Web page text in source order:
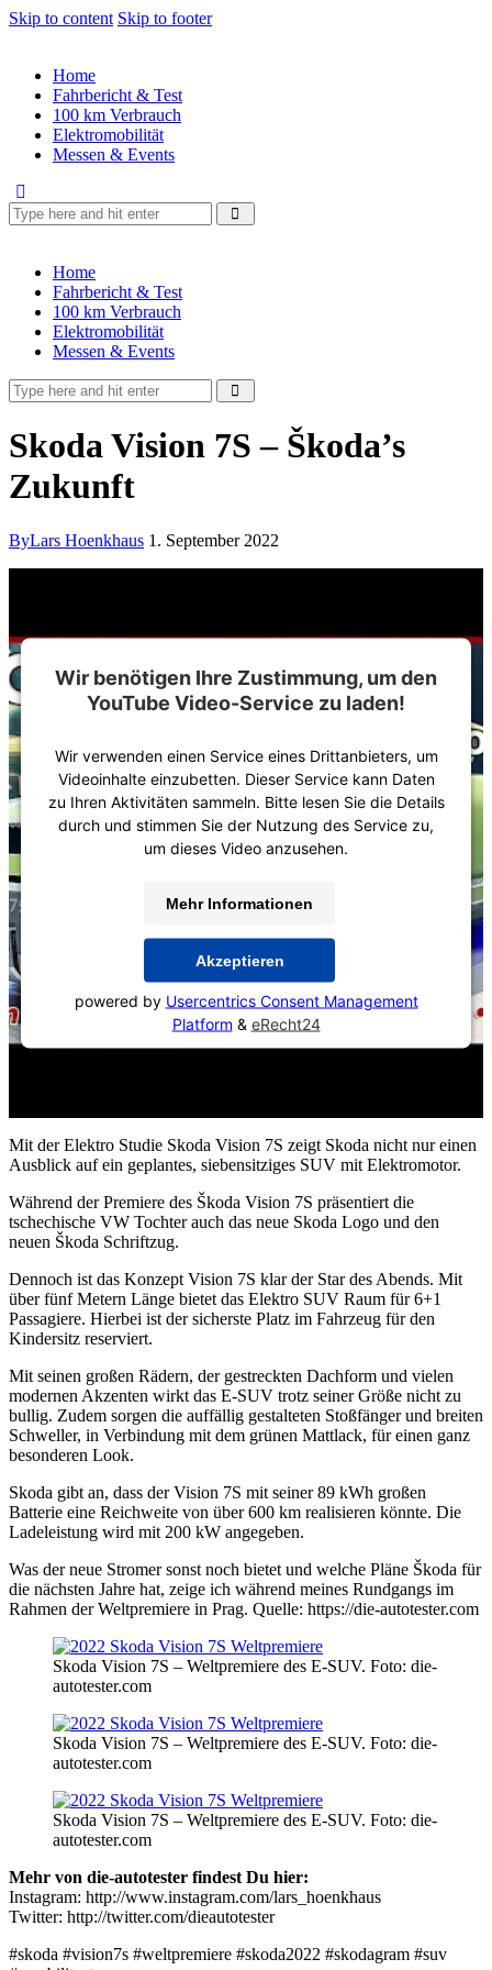
Skip to content Skip to footer
Home
Fahrbericht & Test
100 km Verbrauch
Elektromobilität
Messen & Events
Home
Fahrbericht & Test
100 km Verbrauch
Elektromobilität
Messen & Events
Skoda Vision 7S – Škoda’s
Zukunft
ByLars Hoenkhaus 1. September 2022
Wir benötigen Ihre Zustimmung, um den
YouTube Video-Service zu laden!
Wir verwenden einen Service eines Drittanbieters, um
Videoinhalte einzubetten. Dieser Service kann Daten
zu Ihren Aktivitäten sammeln. Bitte lesen Sie die Details
durch und stimmen Sie der Nutzung des Service zu,
um dieses Video anzusehen.
Mehr Informationen
Akzeptieren
powered by Usercentrics Consent Management
Platform & eRecht24
Mit der Elektro Studie Skoda Vision 7S zeigt Skoda nicht nur einen
Ausblick auf ein geplantes, siebensitziges SUV mit Elektromotor.
Während der Premiere des Škoda Vision 7S präsentiert die
tschechische VW Tochter auch das neue Skoda Logo und den
neuen Škoda Schriftzug.
Dennoch ist das Konzept Vision 7S klar der Star des Abends. Mit
über fünf Metern Länge bietet das Elektro SUV Raum für 6+1
Passagiere. Hierbei ist der sicherste Platz im Fahrzeug für den
Kindersitz reserviert.
Mit seinen großen Rädern, der gestreckten Dachform und vielen
modernen Akzenten wirkt das E-SUV trotz seiner Größe nicht zu
bullig. Zudem sorgen die auffällig gestalteten Stoßfänger und breiten
Schweller, in Verbindung mit dem grünen Mattlack, für einen ganz
besonderen Look.
Skoda gibt an, dass der Vision 7S mit seiner 89 kWh großen
Batterie eine Reichweite von über 600 km realisieren könnte. Die
Ladeleistung wird mit 200 kW angegeben.
Was der neue Stromer sonst noch bietet und welche Pläne Škoda für
die nächsten Jahre hat, zeige ich während meines Rundgangs im
Rahmen der Weltpremiere in Prag. Quelle: https://die-autotester.com
Skoda Vision 7S – Weltpremiere des E-SUV. Foto: die-
autotester.com
Skoda Vision 7S – Weltpremiere des E-SUV. Foto: die-
autotester.com
Skoda Vision 7S – Weltpremiere des E-SUV. Foto: die-
autotester.com
Mehr von die-autotester findest Du hier:
Instagram: http://www.instagram.com/lars_hoenkhaus
Twitter: http://twitter.com/dieautotester
#skoda #vision7s #weltpremiere #skoda2022 #skodagram #suv